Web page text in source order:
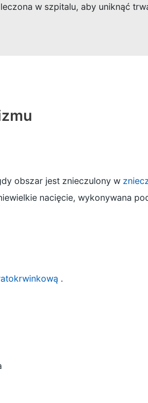
w szpitalu, aby uniknąć
obszar jest znieczulony w
nacięcie, wykonywana
.